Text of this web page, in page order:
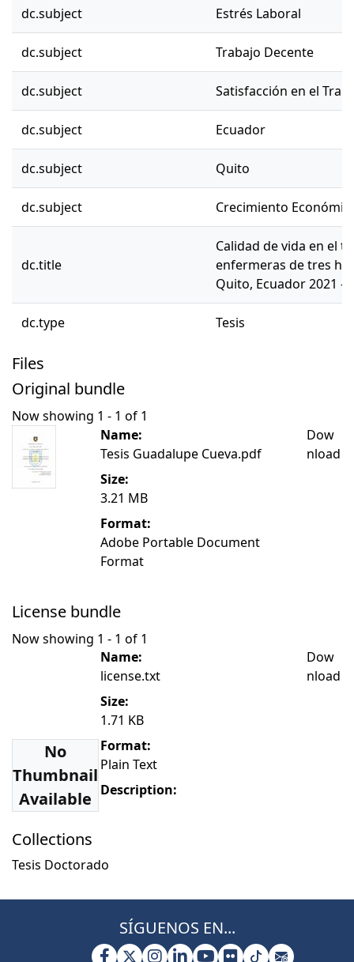
dc.subject Estrés Laboral
dc.subject Trabajo Decente
dc.subject Satisfacción en el
dc.subject Ecuador
dc.subject Quito
dc.subject Crecimiento
dc.title
Calidad de vida en el
enfermeras de tres
Quito, Ecuador 2021 –
dc.type Tesis
Files
Original bundle
Now showing 1 - 1 of 1
Name:
Tesis Guadalupe Cueva.pdf
Size:
3.21 MB
Format:
Adobe Portable Document
Format
Dow
nload
License bundle
Now showing 1 - 1 of 1
No
Thumbnail
Available
Name:
license.txt
Size:
1.71 KB
Format:
Plain Text
Description:
Dow
nload
Collections
Tesis Doctorado
SÍGUENOS EN...